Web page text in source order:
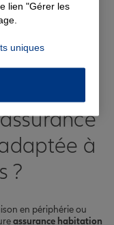
?
à
?
en périphérie ou
assurance habitation
lien "Gérer les
uniques